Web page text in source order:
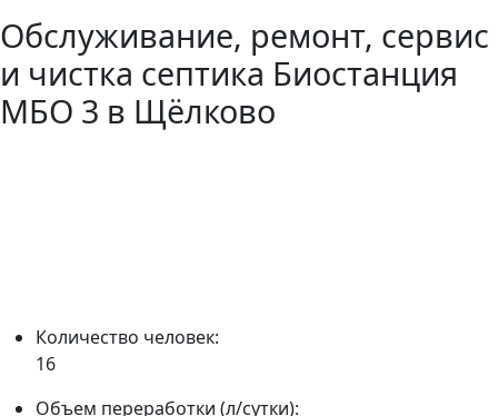
Обслуживание, ремонт, сервис
и чистка септика Биостанция
МБО 3 в Щёлково
Количество человек:
16
Объем переработки (л/сутки):